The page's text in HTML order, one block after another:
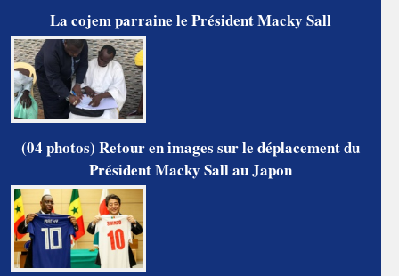
La cojem parraine le Président Macky Sall
(04 photos) Retour en images sur le déplacement du
Président Macky Sall au Japon